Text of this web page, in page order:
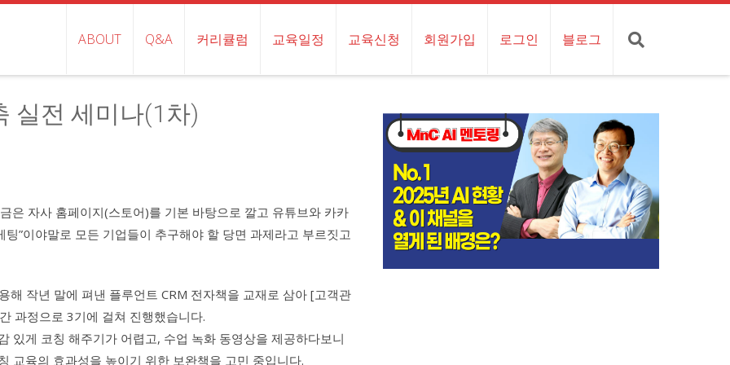
ABOUT Q&A 커리큘럼 교육일정 교육신청 회원가입 로그인 블로그
실전 세미나(1차)
은 자사 홈페이지(스토어)를 기본 바탕으로 깔고 유튜브와 카카
”이야말로 모든 기업들이 추구해야 할 당면 과제라고 부르짓고
작년 말에 펴낸 플루언트 CRM 전자책을 교재로 삼아 [고객관
과정으로 3기에 걸쳐 진행했습니다.
있게 코칭 해주기가 어렵고, 수업 녹화 동영상을 제공하다보니
교육의 효과성을 높이기 위한 보완책을 고민 중입니다.